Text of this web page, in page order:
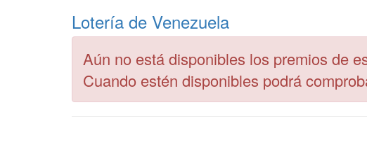
Lotería de Venezuela
Aún no está disponibles los premios de
Cuando estén disponibles podrá